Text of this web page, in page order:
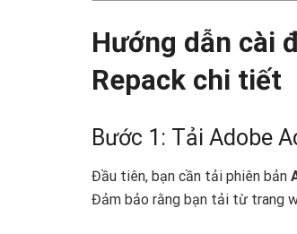
Hướng dẫn cài
Repack chi tiết
Bước 1: Tải Adobe
Đầu tiên, bạn cần tải phiên bản
Đảm bảo rằng bạn tải từ trang